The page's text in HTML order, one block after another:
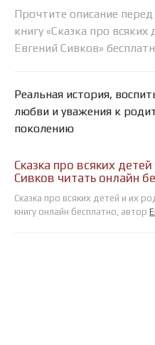
Прочтите описание
книгу «Сказка про
Евгений Сивков»
Реальная история,
любви и уважения к
поколению
Сказка про всяких
Сивков читать онлайн
Сказка про всяких детей и их
книгу онлайн бесплатно, автор